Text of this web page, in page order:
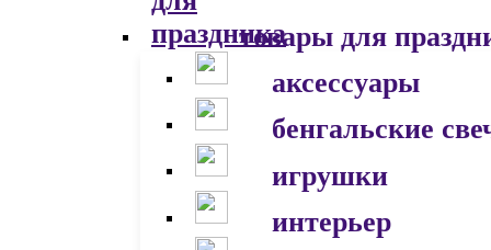
товары для
аксессуары
бенгальские
игрушки
интерьер